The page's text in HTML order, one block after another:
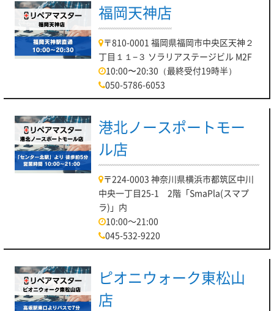
福岡天神店
〒810-0001 福岡県福岡市中央区天神２
丁目１１−３ ソラリアステージビル M2F
10:00〜20:30（最終受付19時半）
050-5786-6053
港北ノースポートモー
ル店
〒224-0003 神奈川県横浜市都筑区中川
中央一丁目25-1 2階「SmaPla(スマプ
ラ)」内
10:00～21:00
045-532-9220
ピオニウォーク東松山
店